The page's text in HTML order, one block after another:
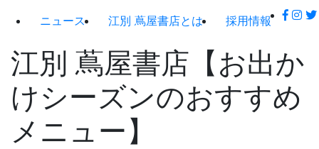
ニュース 江別 蔦屋書店とは 採用情報
江別 蔦屋書店【お出か
けシーズンのおすすめ
メニュー】